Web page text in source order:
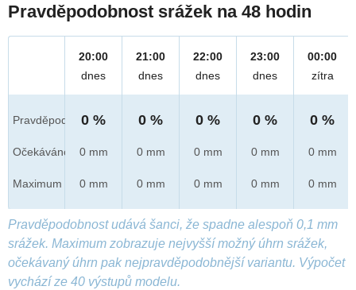
Pravděpodobnost srážek na 48 hodin
Pravděpod.
Očekáváno
Maximum
20:00
dnes
0 %
0 mm
0 mm
21:00
dnes
0 %
0 mm
0 mm
22:00
dnes
0 %
0 mm
0 mm
23:00
dnes
0 %
0 mm
0 mm
00:00
zítra
0 %
0 mm
0 mm
Pravděpodobnost udává šanci, že spadne alespoň 0,1 mm
srážek. Maximum zobrazuje nejvyšší možný úhrn srážek,
očekávaný úhrn pak nejpravděpodobnější variantu. Výpočet
vychází ze 40 výstupů modelu.